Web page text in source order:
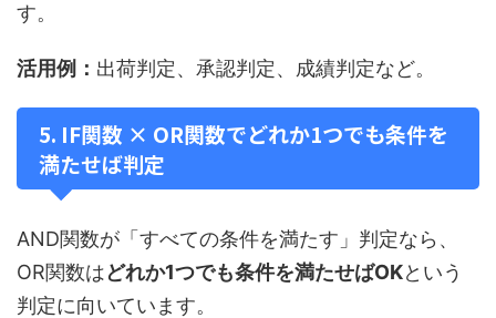
す。
活用例： 出荷判定、承認判定、成績判定など。
5. IF関数 × OR関数でどれか1つでも条件を
満たせば判定
AND関数が「すべての条件を満たす」判定なら、
OR関数はどれか1つでも条件を満たせばOKという
判定に向いています。